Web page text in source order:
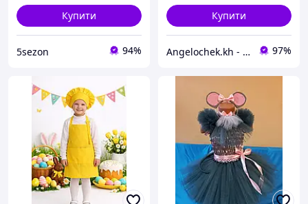
Купити
5sezon 94%
Купити
Angelochek.kh - інтернет-магазин дитячих товарів та настільних ігор 97%